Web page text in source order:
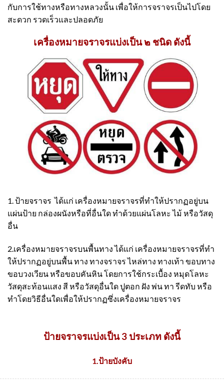
กับการใช้ทางหรือทางหลวงนั้น เพื่อให้การจราจรเป็นไปโดย
สะดวก รวดเร็วและปลอดภัย
เครื่องหมายจราจรแบ่งเป็น ๒ ชนิด ดังนี้
1. ป้ายจราจร ได้แก่ เครื่องหมายจราจรที่ทําให้ปรากฏอยู่บน
แผ่นป้าย กล่องผนังหรือที่อื่นใด ทําด้วยแผ่นโลหะ ไม้ หรือวัสดุ
อื่น
2.เครื่องหมายจราจรบนพื้นทาง ได้แก่ เครื่องหมายจราจรที่ทํา
ให้ปรากฏอยู่บนพื้น ทาง ทางจราจร ไหล่ทาง ทางเท้า ขอบทาง
ขอบวงเวียน หรือขอบคันหิน โดยการใช้กระเบื้อง หมุดโลหะ
วัสดุสะท้อนแสง สี หรือวัสดุอื่นใด ปูตอก ฝัง พ่น ทา รีดทับ หรือ
ทําโดยวิธีอื่นใดเพื่อให้ปรากฏซึ่งเครื่องหมายจราจร
ป้ายจราจรแบ่งเป็น 3 ประเภท ดังนี้
1.ป้ายบังคับ